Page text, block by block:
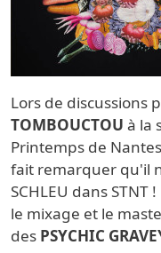
Lors de discussions
TOMBOUCTOU à la
Printemps de
fait remarquer qu'il
SCHLEU dans
le mixage et le
des PSYCHIC